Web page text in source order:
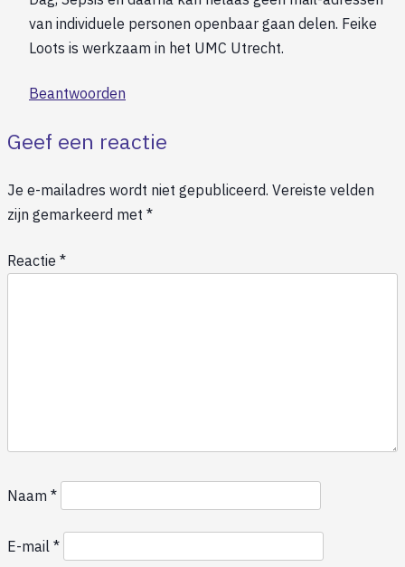
van individuele personen openbaar gaan delen. Feike
Loots is werkzaam in het UMC Utrecht.
Beantwoorden
Geef een reactie
Je e-mailadres wordt niet gepubliceerd. Vereiste velden
zijn gemarkeerd met *
Reactie *
Naam *
E-mail *